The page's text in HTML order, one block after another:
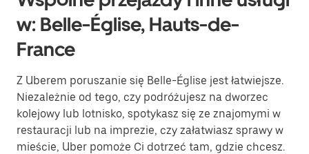
w: Belle-Église, Hauts-de-
France
Z Uberem poruszanie się Belle-Église jest łatwiejsze.
Niezależnie od tego, czy podróżujesz na dworzec
kolejowy lub lotnisko, spotykasz się ze znajomymi w
restauracji lub na imprezie, czy załatwiasz sprawy w
mieście, Uber pomoże Ci dotrzeć tam, gdzie chcesz.